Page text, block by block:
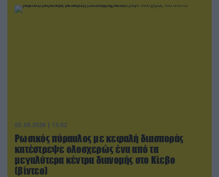
05.08.2026 | 15:02
Ρωσικός πύραυλος με κεφαλή διασποράς
κατέστρεψε ολοσχερώς ένα από τα
μεγαλύτερα κέντρα διανομής στο Κίεβο
(βίντεο)